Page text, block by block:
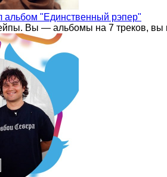
"Единственный рэпер"
Вы — альбомы на 7 треков,